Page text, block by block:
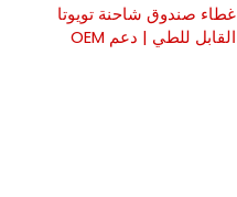
غطاء صندوق شاحنة تويوتا
القابل للطي | دعم OEM